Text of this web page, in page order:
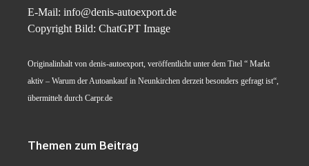
E-Mail: info@denis-autoexport.de
Copyright Bild: ChatGPT Image
Originalinhalt von denis-autoexport, veröffentlicht unter dem Titel “ Markt
aktiv – Warum der Autoankauf in Neunkirchen derzeit besonders gefragt ist“,
übermittelt durch Carpr.de
Themen zum Beitrag